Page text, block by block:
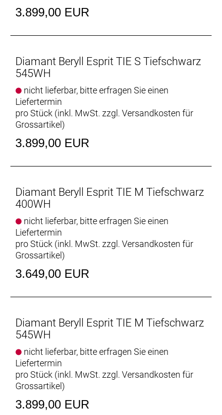
Rahmenmaterial: Aluminium
Gangschaltung: Shimano Nexus C7000, 5fach
Anzahl Gänge: 1
Hinterradbremse: Hydraulische Scheibenbremse
Shimano MT200 // Hydraulische Scheibenbremse
Shimano MT200
Shimano RT30, Centerlock-Scheibenaufnahme,
180 mm // Shimano EM300, Centerlock-
Vorderradbremse: Hydraulische Scheibenbremse
Shimano MT200 // Hydraulische Scheibenbremse
Shimano MT200
Shimano RT30, Centerlock-Scheibenaufnahme,
180 mm // Shimano EM300, Centerlock-
Scheibenaufnahme, 160 mm
Federvorspannung, 100-mm-Schnellspannachse,
Kurbelarmlänge
Kassette: Gates CDX, 36 Z., Stahl
Kette: Gates CDX, 130 Z.
Steuersatz: Integrated, sealed cartridge bearing, 1-
1/8" top, 1.5" bottom
3.899,00 EUR
Diamant Beryll Esprit TIE S Tiefschwarz
545WH
nicht lieferbar, bitte erfragen Sie einen
Liefertermin
pro Stück (inkl. MwSt. zzgl. Versandkosten für
Grossartikel)
3.899,00 EUR
Diamant Beryll Esprit TIE M Tiefschwarz
400WH
nicht lieferbar, bitte erfragen Sie einen
Liefertermin
pro Stück (inkl. MwSt. zzgl. Versandkosten für
Grossartikel)
3.649,00 EUR
Diamant Beryll Esprit TIE M Tiefschwarz
545WH
nicht lieferbar, bitte erfragen Sie einen
Liefertermin
pro Stück (inkl. MwSt. zzgl. Versandkosten für
Grossartikel)
3.899,00 EUR